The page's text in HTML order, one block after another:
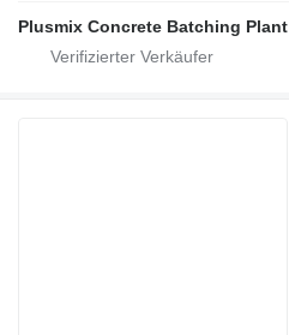
Plusmix Concrete Batching Plant